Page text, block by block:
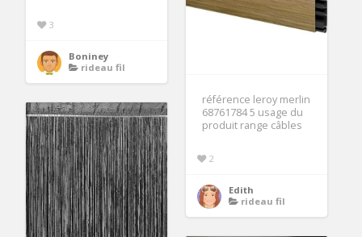
3
Boniney
rideau fil
référence leroy merlin
68761784 5 usage du
produit range câbles
2
Edith
rideau fil